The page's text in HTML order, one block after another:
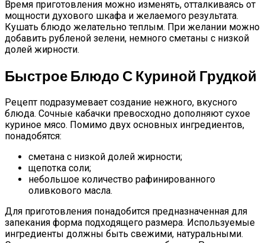
Время приготовления можно изменять, отталкиваясь от
мощности духового шкафа и желаемого результата.
Кушать блюдо желательно теплым. При желании можно
добавить рубленой зелени, немного сметаны с низкой
долей жирности.
Быстрое Блюдо С Куриной Грудкой
Рецепт подразумевает создание нежного, вкусного
блюда. Сочные кабачки превосходно дополняют сухое
куриное мясо. Помимо двух основных ингредиентов,
понадобятся:
сметана с низкой долей жирности;
щепотка соли;
небольшое количество рафинированного
оливкового масла.
Для приготовления понадобится предназначенная для
запекания форма подходящего размера. Используемые
ингредиенты должны быть свежими, натуральными.